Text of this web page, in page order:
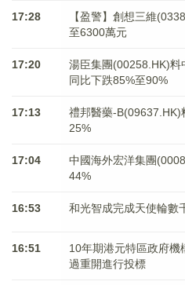
17:28
【盈警】創想三維
至6300萬元
17:20
湯臣集團(00258.HK)料
同比下跌85%至90%
17:13
禮邦醫藥-B(09637.HK)
25%
17:04
中國海外宏洋集團
44%
16:53 和光智成完成天使輪數
16:51
10年期港元特區政府
過重開進行投標